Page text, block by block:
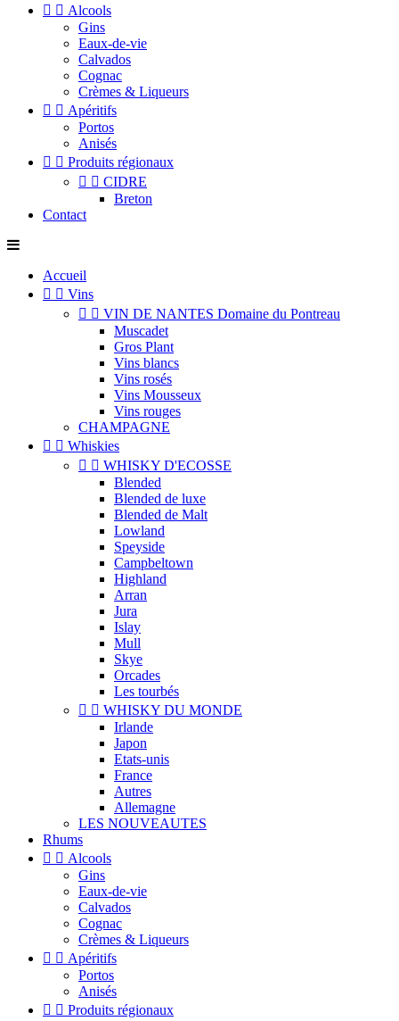
  Alcools
Gins
Eaux-de-vie
Calvados
Cognac
Crèmes & Liqueurs
  Apéritifs
Portos
Anisés
  Produits régionaux
  CIDRE
Breton
Contact
Accueil
  Vins
  VIN DE NANTES Domaine du Pontreau
Muscadet
Gros Plant
Vins blancs
Vins rosés
Vins Mousseux
Vins rouges
CHAMPAGNE
  Whiskies
  WHISKY D'ECOSSE
Blended
Blended de luxe
Blended de Malt
Lowland
Speyside
Campbeltown
Highland
Arran
Jura
Islay
Mull
Skye
Orcades
Les tourbés
  WHISKY DU MONDE
Irlande
Japon
Etats-unis
France
Autres
Allemagne
LES NOUVEAUTES
Rhums
  Alcools
Gins
Eaux-de-vie
Calvados
Cognac
Crèmes & Liqueurs
  Apéritifs
Portos
Anisés
  Produits régionaux